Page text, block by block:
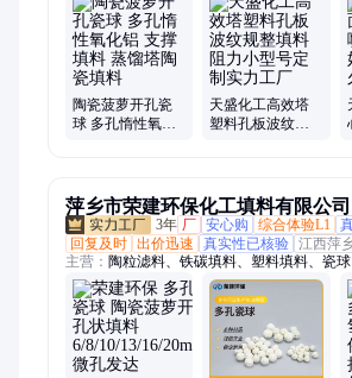
异鞍环、泰勒花环、科斯特花环、海尔环、不
填料、丝网填料、不锈钢拉西环、塑料拉西环
锈钢阶梯环、孔板波纹填料、不锈钢丝网波
陶瓷菠萝开孔瓷
球 多孔惰性氧化
天盛化工高效塔
塑料孔板波纹规
萍乡市荣建环保化工填料有限公司
3年 厂 安心购 综合体验L1
回复及时 出价迅速 真实性已核验 江西萍
主营： 陶粒滤料、铁碳填料、塑料填料、瓷
填料、耐酸砖、氨水过滤器